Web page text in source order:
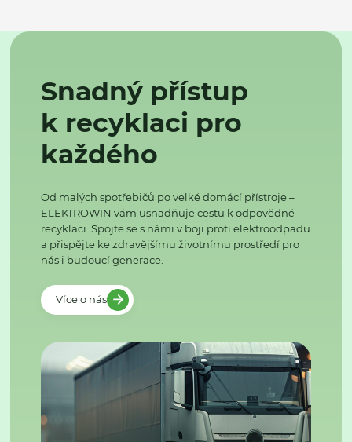
Snadný přístup
k recyklaci pro
každého
Od malých spotřebičů po velké domácí přístroje –
ELEKTROWIN vám usnadňuje cestu k odpovědné
recyklaci. Spojte se s námi v boji proti elektroodpadu
a přispějte ke zdravějšímu životnímu prostředí pro
nás i budoucí generace.
Více o nás